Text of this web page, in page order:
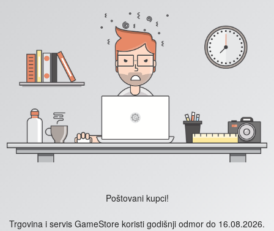
Poštovani kupci!
Trgovina i servis GameStore koristi godišnji odmor do 16.08.2026.